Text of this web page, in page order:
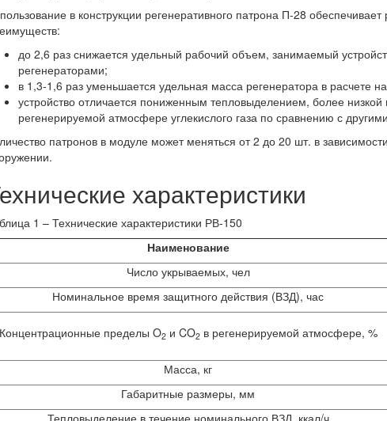
в конструкции регенеративного патрона П-28
до 2,6 раз снижается удельный рабочий объем, занимаемый
регенераторами;
в 1,3-1,6 раз уменьшается удельная масса регенератора в расчете
устройство отличается пониженным тепловыделением, более
регенерируемой атмосфере углекислого газа по сравнению с
патронов в модуле может меняться от 2 до 20 шт. в
характеристики
1 – Технические характеристики РВ-150
Наименование
Число укрываемых, чел
Номинальное время защитного действия (ВЗД), час
Концентрационные пределы O2и CO2в регенерируемой атмосфере, %
Масса, кг
Габаритные размеры, мм
Тепловыделение в течение номинального ВЗД, ккал/ч